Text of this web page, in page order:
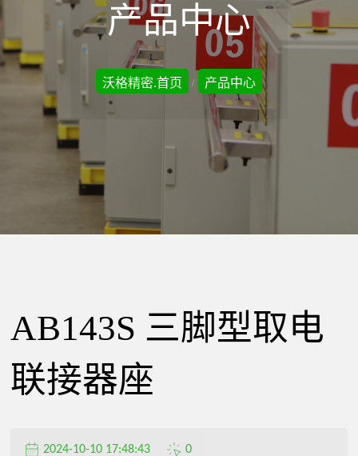
格
精
电
有
产品中心
沃格精密.首页 / 产品中心
AB143S 三脚型取电
联接器座
2024-10-10 17:48:43 0